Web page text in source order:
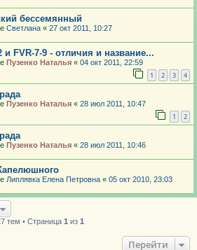
бессемянный
Светлана « 27 окт 2011, 10:27
и FVR-7-9 - отличия и название...
Пузенко Наталья « 04 окт 2011, 22:59
1 2 3 4
Пузенко Наталья « 28 июл 2011, 10:47
1 2
Пузенко Наталья « 28 июл 2011, 10:46
Липлявка Елена Петровна « 05 окт 2010, 23:03
тем • Страница 1 из 1
Перейти